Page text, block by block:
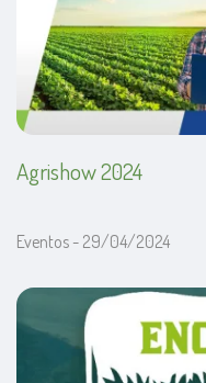
Agrishow 2024
Eventos - 29/04/2024